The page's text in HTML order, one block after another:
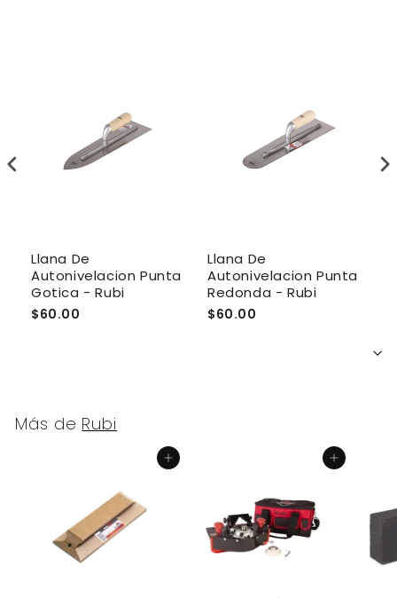
Llana De
Autonivelacion Punta
Gotica - Rubi
$60.00
Llana De
Autonivelacion Punta
Redonda - Rubi
$60.00
Más de Rubi
Agregar al carrito Agregar al carrito